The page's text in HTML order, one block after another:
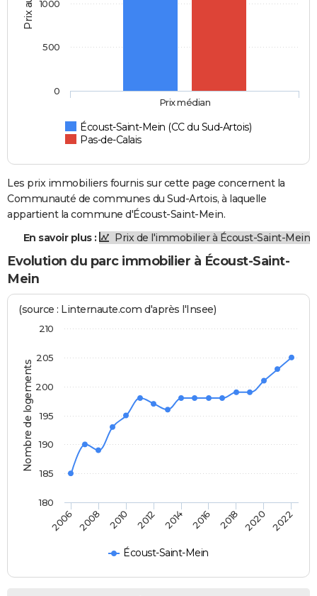
Écoust-Saint-Mein (CC du Sud-Artois)
Pas-de-Calais
Prix médian
0
500
1000
Les prix immobiliers fournis sur cette page concernent la
Communauté de communes du Sud-Artois, à laquelle
appartient la commune d'Écoust-Saint-Mein.
En savoir plus :
Prix de l'immobilier à Écoust-Saint-Mein
Evolution du parc immobilier à Écoust-Saint-
Mein
Nombre de logements
(source : Linternaute.com d'après l'Insee)
Écoust-Saint-Mein
2006 2008 2010 2012 2014 2016 2018 2020 2022
180
185
190
195
200
205
210